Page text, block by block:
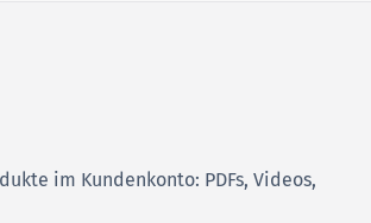
Geometrie und Stochastik
– perfekt zum schnellen
im Kundenkonto: PDFs, Videos,